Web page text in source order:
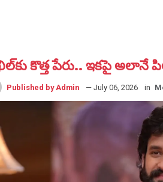
కొత్త పేరు.. ఇక‌పై అలానే
Published by Admin — July 06, 2026 in